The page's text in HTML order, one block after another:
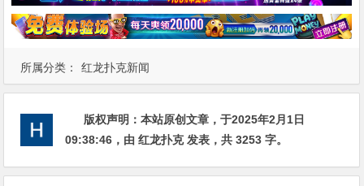
所属分类： 红龙扑克新闻
版权声明：本站原创文章，于2025年2月1日
09:38:46 ，由红龙扑克发表，共 3253 字。